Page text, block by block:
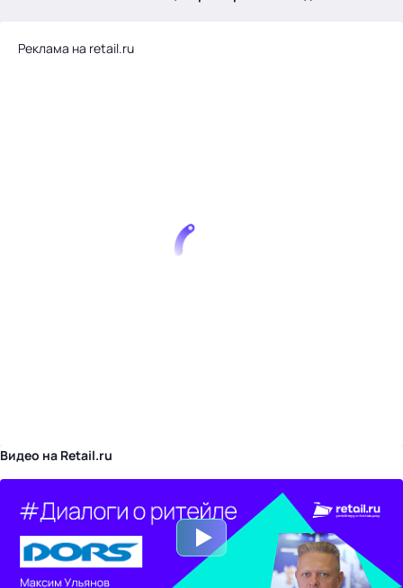
Реклама на retail.ru
Видео на Retail.ru